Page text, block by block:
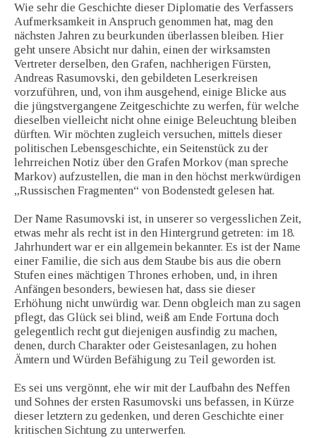
Wie sehr die Geschichte dieser Diplomatie des Verfassers
Aufmerksamkeit in Anspruch genommen hat, mag den
nächsten Jahren zu beurkunden überlassen bleiben. Hier
geht unsere Absicht nur dahin, einen der wirksamsten
Vertreter derselben, den Grafen, nachherigen Fürsten,
Andreas Rasumovski, den gebildeten Leserkreisen
vorzuführen, und, von ihm ausgehend, einige Blicke aus
die jüngstvergangene Zeitgeschichte zu werfen, für welche
dieselben vielleicht nicht ohne einige Beleuchtung bleiben
dürften. Wir möchten zugleich versuchen, mittels dieser
politischen Lebensgeschichte, ein Seitenstück zu der
lehrreichen Notiz über den Grafen Morkov (man spreche
Markov) aufzustellen, die man in den höchst merkwürdigen
„Russischen Fragmenten“ von Bodenstedt gelesen hat.
Der Name Rasumovski ist, in unserer so vergesslichen Zeit,
etwas mehr als recht ist in den Hintergrund getreten: im 18.
Jahrhundert war er ein allgemein bekannter. Es ist der Name
einer Familie, die sich aus dem Staube bis aus die obern
Stufen eines mächtigen Thrones erhoben, und, in ihren
Anfängen besonders, bewiesen hat, dass sie dieser
Erhöhung nicht unwürdig war. Denn obgleich man zu sagen
pflegt, das Glück sei blind, weiß am Ende Fortuna doch
gelegentlich recht gut diejenigen ausfindig zu machen,
denen, durch Charakter oder Geistesanlagen, zu hohen
Ämtern und Würden Befähigung zu Teil geworden ist.
Es sei uns vergönnt, ehe wir mit der Laufbahn des Neffen
und Sohnes der ersten Rasumovski uns befassen, in Kürze
dieser letztern zu gedenken, und deren Geschichte einer
kritischen Sichtung zu unterwerfen.